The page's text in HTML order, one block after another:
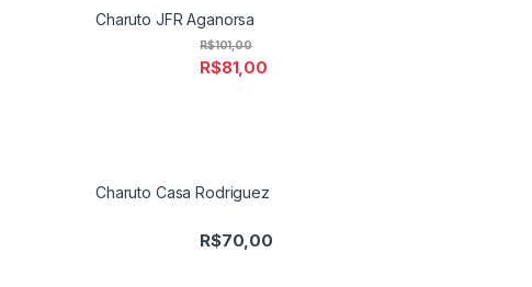
Charuto JFR Aganorsa
R$81,00
R$101,00
Charuto Casa Rodriguez
R$70,00